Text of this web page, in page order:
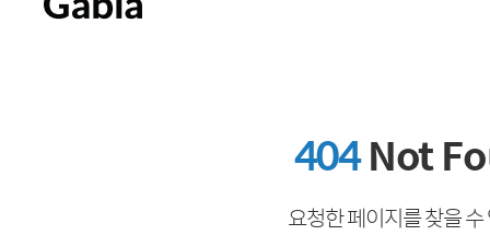
404Not
요청한 페이지를 찾을